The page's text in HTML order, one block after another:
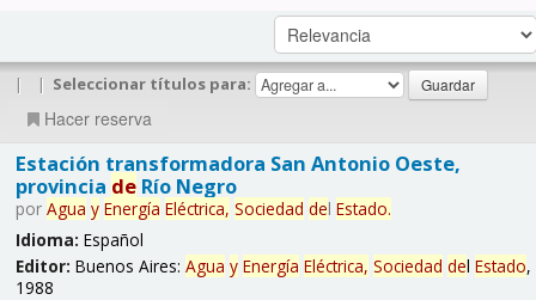
| | Seleccionar títulos para:
Hacer reserva
Estación transformadora San Antonio Oeste,
provincia deRío Negro
por Agua y Energía Eléctrica, Sociedad del Estado.
Idioma: Español
Editor: Buenos Aires: Agua y Energía Eléctrica, Sociedad del Estado,
1988